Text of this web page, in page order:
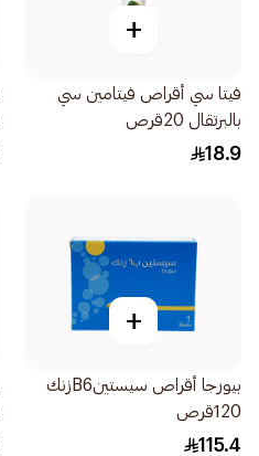
+
فيتا سي أقراص فيتامين سي
بالبرتقال 20قرص
18.9
+
بيورجا أقراص سيستينB6زنك
120قرص
115.4